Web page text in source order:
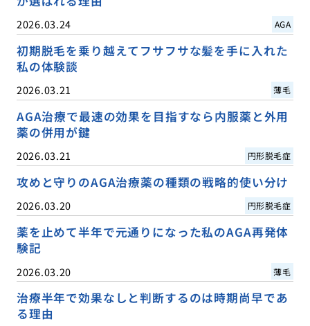
2026.03.24 AGA
初期脱毛を乗り越えてフサフサな髪を手に入れた
私の体験談
2026.03.21 薄毛
AGA治療で最速の効果を目指すなら内服薬と外用
薬の併用が鍵
2026.03.21 円形脱毛症
攻めと守りのAGA治療薬の種類の戦略的使い分け
2026.03.20 円形脱毛症
薬を止めて半年で元通りになった私のAGA再発体
験記
2026.03.20 薄毛
治療半年で効果なしと判断するのは時期尚早であ
る理由